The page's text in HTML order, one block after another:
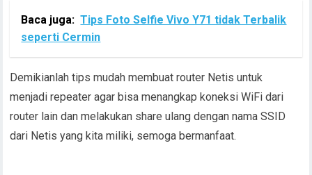
Baca juga: Tips Foto Selfie Vivo Y71 tidak Terbalik
seperti Cermin
Demikianlah tips mudah membuat router Netis untuk
menjadi repeater agar bisa menangkap koneksi WiFi dari
router lain dan melakukan share ulang dengan nama SSID
dari Netis yang kita miliki, semoga bermanfaat.